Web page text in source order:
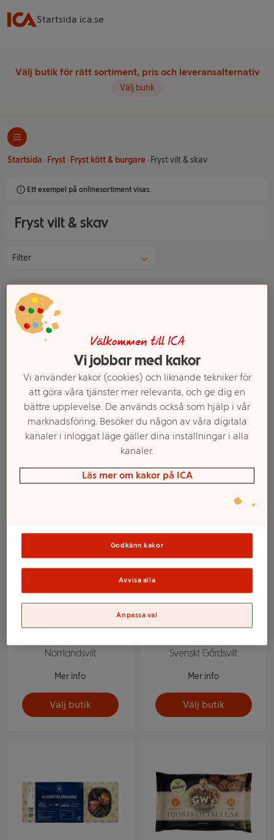
Startsida ica.se
Välj butik för rätt sortiment, pris och leveransalternativ
Välj butik
Startsida Fryst Fryst kött & burgare Fryst vilt & skav
Ett exempel på onlinesortiment visas.
Fryst vilt & skav
Filter
Hjortytterfilé Svenskt
500g Gårdsvilt
Välj butik
Hjortstek 1,2kg GW:s
utvalda
Välj butik
Norrlandsvilt
Mer info
Välj butik
Svenskt Gårdsvilt
Mer info
Välj butik
Välkommen till ICA
Vi jobbar med kakor
Vi använder kakor (cookies) och liknande tekniker för
att göra våra tjänster mer relevanta, och ge dig en
bättre upplevelse. De används också som hjälp i vår
marknadsföring. Besöker du någon av våra digitala
kanaler i inloggat läge gäller dina inställningar i alla
kanaler.
Läs mer om kakor på ICA
Godkänn kakor
Avvisa alla
Anpassa val